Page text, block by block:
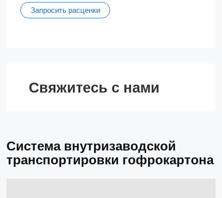
Запросить расценки
Свяжитесь с нами
Система внутризаводской
транспортировки гофрокартона